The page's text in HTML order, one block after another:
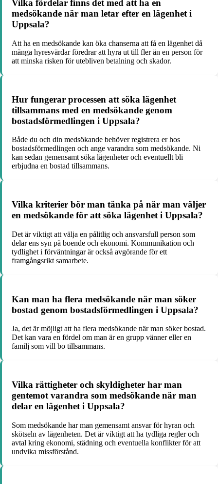
Vilka fördelar finns det med att ha en
medsökande när man letar efter en lägenhet i
Uppsala?
Att ha en medsökande kan öka chanserna att få en lägenhet då
många hyresvärdar föredrar att hyra ut till fler än en person för
att minska risken för utebliven betalning och skador.
Hur fungerar processen att söka lägenhet
tillsammans med en medsökande genom
bostadsförmedlingen i Uppsala?
Både du och din medsökande behöver registrera er hos
bostadsförmedlingen och ange varandra som medsökande. Ni
kan sedan gemensamt söka lägenheter och eventuellt bli
erbjudna en bostad tillsammans.
Vilka kriterier bör man tänka på när man väljer
en medsökande för att söka lägenhet i Uppsala?
Det är viktigt att välja en pålitlig och ansvarsfull person som
delar ens syn på boende och ekonomi. Kommunikation och
tydlighet i förväntningar är också avgörande för ett
framgångsrikt samarbete.
Kan man ha flera medsökande när man söker
bostad genom bostadsförmedlingen i Uppsala?
Ja, det är möjligt att ha flera medsökande när man söker bostad.
Det kan vara en fördel om man är en grupp vänner eller en
familj som vill bo tillsammans.
Vilka rättigheter och skyldigheter har man
gentemot varandra som medsökande när man
delar en lägenhet i Uppsala?
Som medsökande har man gemensamt ansvar för hyran och
skötseln av lägenheten. Det är viktigt att ha tydliga regler och
avtal kring ekonomi, städning och eventuella konflikter för att
undvika missförstånd.